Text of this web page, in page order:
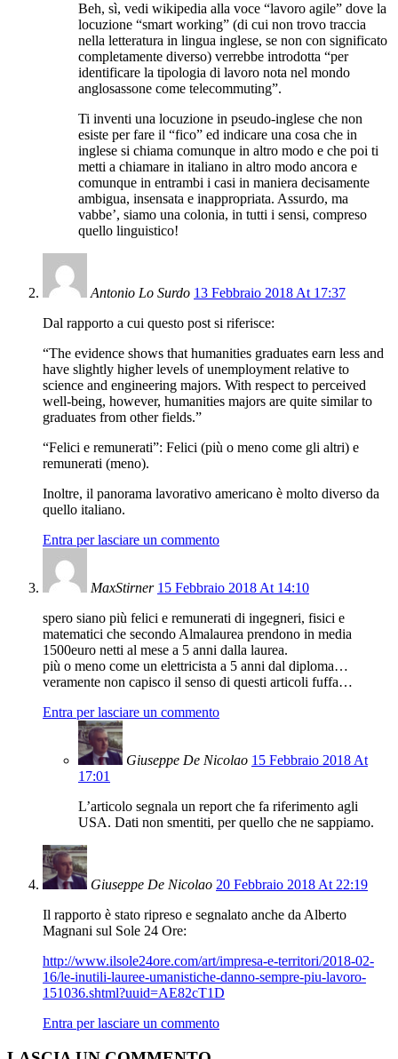
Beh, sì, vedi wikipedia alla voce “lavoro agile” dove la
locuzione “smart working” (di cui non trovo traccia
nella letteratura in lingua inglese, se non con significato
completamente diverso) verrebbe introdotta “per
identificare la tipologia di lavoro nota nel mondo
anglosassone come telecommuting”.
Ti inventi una locuzione in pseudo-inglese che non
esiste per fare il “fico” ed indicare una cosa che in
inglese si chiama comunque in altro modo e che poi ti
metti a chiamare in italiano in altro modo ancora e
comunque in entrambi i casi in maniera decisamente
ambigua, insensata e inappropriata. Assurdo, ma
vabbe’, siamo una colonia, in tutti i sensi, compreso
quello linguistico!
Antonio Lo Surdo 13 Febbraio 2018 At 17:37
Dal rapporto a cui questo post si riferisce:
“The evidence shows that humanities graduates earn less and
have slightly higher levels of unemployment relative to
science and engineering majors. With respect to perceived
well-being, however, humanities majors are quite similar to
graduates from other fields.”
“Felici e remunerati”: Felici (più o meno come gli altri) e
remunerati (meno).
Inoltre, il panorama lavorativo americano è molto diverso da
quello italiano.
Entra per lasciare un commento
MaxStirner 15 Febbraio 2018 At 14:10
spero siano più felici e remunerati di ingegneri, fisici e
matematici che secondo Almalaurea prendono in media
1500euro netti al mese a 5 anni dalla laurea.
più o meno come un elettricista a 5 anni dal diploma…
veramente non capisco il senso di questi articoli fuffa…
Entra per lasciare un commento
Giuseppe De Nicolao 15 Febbraio 2018 At
17:01
L’articolo segnala un report che fa riferimento agli
USA. Dati non smentiti, per quello che ne sappiamo.
Giuseppe De Nicolao 20 Febbraio 2018 At 22:19
Il rapporto è stato ripreso e segnalato anche da Alberto
Magnani sul Sole 24 Ore:
http://www.ilsole24ore.com/art/impresa-e-territori/2018-02-
16/le-inutili-lauree-umanistiche-danno-sempre-piu-lavoro-
151036.shtml?uuid=AE82cT1D
Entra per lasciare un commento